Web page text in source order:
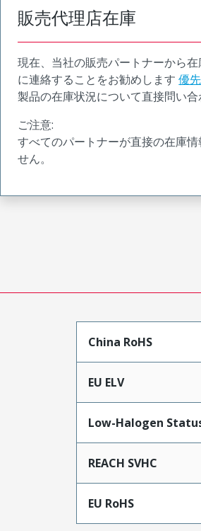
販売代理店在庫
現在、当社の販売パートナーから在
に連絡することをお勧めします 優
製品の在庫状況について直接問い合
ご注意:
すべてのパートナーが直接の在庫
せん。
China RoHS
EU ELV
Low-Halogen
REACH SVHC
EU RoHS